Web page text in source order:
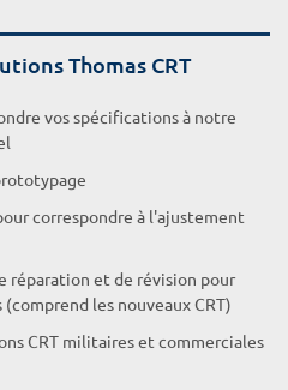
Thomas CRT
vos spécifications à notre
correspondre à l'ajustement
réparation et de révision pour
les nouveaux CRT)
CRT militaires et commerciales